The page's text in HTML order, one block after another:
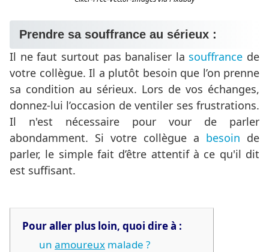
Prendre sa souffrance au sérieux :
Il ne faut surtout pas banaliser la souffrance de
votre collègue. Il a plutôt besoin que l’on prenne
sa condition au sérieux. Lors de vos échanges,
donnez-lui l’occasion de ventiler ses frustrations.
Il n'est nécessaire pour vour de parler
abondamment. Si votre collègue a besoin de
parler, le simple fait d’être attentif à ce qu'il dit
est suffisant.
Pour aller plus loin, quoi dire à :
un amoureux malade ?